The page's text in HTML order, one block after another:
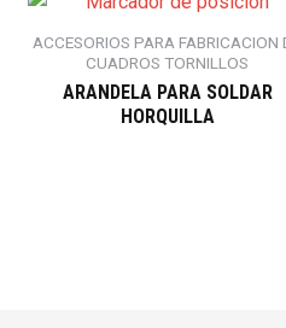
ACCESORIOS PARA FABRICACION
CUADROS TORNILLOS
ARANDELA PARA SOLDAR
HORQUILLA